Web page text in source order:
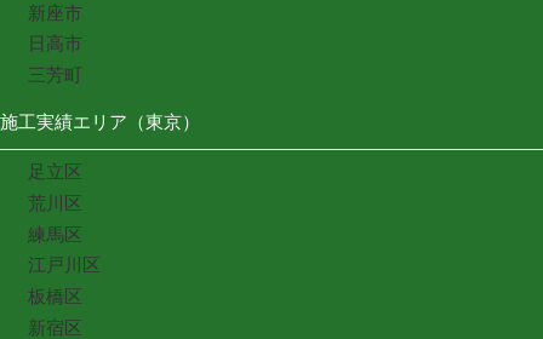
新座市
日高市
三芳町
施工実績エリア（東京）
足立区
荒川区
練馬区
江戸川区
板橋区
新宿区